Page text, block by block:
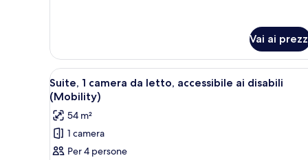
1
letto
king,
vista
città
Vai ai
Apri
tutte
le
foto
per
Suite,
Una camera d'albergo
6
Suite, 1 camera da letto, accessibile ai disabili
(Mobility)
54 m²
1 camera
Per 4 persone